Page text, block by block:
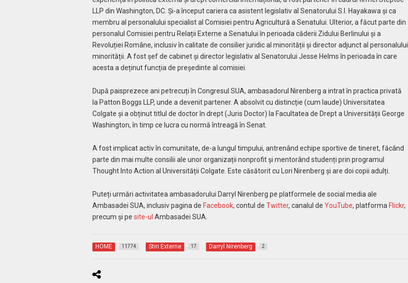
LLP din Washington, DC. Și-a început cariera ca asistent legislativ al Senatorului S.I. Hayakawa și ca
membru al personalului specialist al Comisiei pentru Agricultură a Senatului. Ulterior, a făcut parte din
personalul Comisiei pentru Relații Externe a Senatului în perioada căderii Zidului Berlinului și a
Revoluției Române, inclusiv în calitate de consilier juridic al minorității și director adjunct al personalului
minorității. A fost șef de cabinet și director legislativ al Senatorului Jesse Helms în perioada în care
acesta a deținut funcția de președinte al comisiei.
După paisprezece ani petrecuți în Congresul SUA, ambasadorul Nirenberg a intrat în practica privată
la Patton Boggs LLP, unde a devenit partener. A absolvit cu distincție (cum laude) Universitatea
Colgate și a obținut titlul de doctor în drept (Juris Doctor) la Facultatea de Drept a Universității George
Washington, în timp ce lucra cu normă întreagă în Senat.
A fost implicat activ în comunitate, de-a lungul timpului, antrenând echipe sportive de tineret, făcând
parte din mai multe consilii ale unor organizații nonprofit și mentorând studenți prin programul
Thought Into Action al Universității Colgate. Este căsătorit cu Lori Nirenberg și are doi copii adulți.
Puteți urmări activitatea ambasadorului Darryl Nirenberg pe platformele de social media ale
Ambasadei SUA, inclusiv pagina de Facebook, contul de Twitter, canalul de YouTube, platforma Flickr,
precum și pe site-ul Ambasadei SUA.
HOME 11774 Stiri Externe 17 Darryl Nirenberg 2